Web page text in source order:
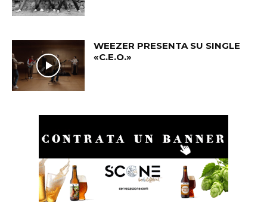
WEEZER PRESENTA SU SINGLE
«C.E.O.»